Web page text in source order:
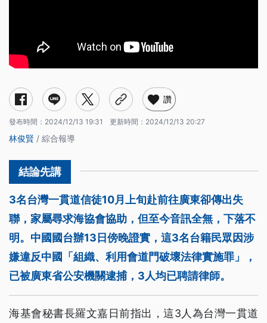
讚
發布時間： 2024/12/13 19:31 更新時間： 2024/12/13 20:27
林俊賢 / 綜合報導
3名台灣一貫道信徒10月上旬赴前往廣東卻傳出失
聯，家屬尋求海協會協助，但至今音訊全無，下落不
明。中國國台辦13日傍晚證實，這3名台籍民眾因涉
嫌違反中國「組織、利用會道門破壞法律實施罪」，
已被廣東省公安機關逮捕，3人均已聘請律師。
海基會秘書長羅文嘉日前指出，這3人為台灣一貫道